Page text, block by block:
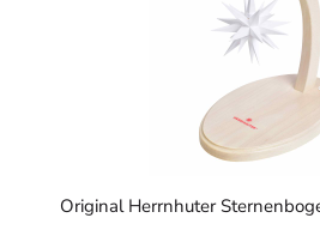
Original Herrnhuter